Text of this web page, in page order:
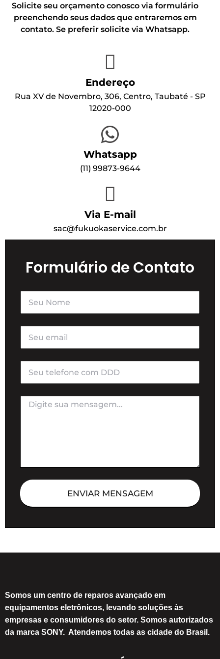
Solicite seu orçamento conosco via formulário
preenchendo seus dados que entraremos em
contato. Se preferir solicite via Whatsapp.
Endereço
Rua XV de Novembro, 306, Centro, Taubaté - SP
12020-000
Whatsapp
(11) 99873-9644
Via E-mail
sac@fukuokaservice.com.br
Formulário de Contato
ENVIAR MENSAGEM
Somos um centro de reparos avançado em
equipamentos eletrônicos, levando soluções às
empresas e consumidores do setor. Somos autorizados
da marca SONY. Atendemos todas as cidade do Brasil.